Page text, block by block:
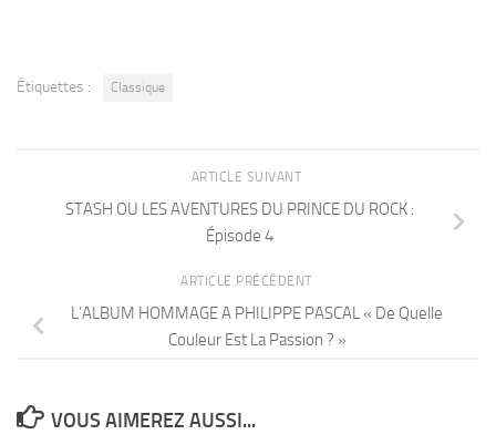
Étiquettes : Classique
ARTICLE SUIVANT
STASH OU LES AVENTURES DU PRINCE DU ROCK :
Épisode 4
ARTICLE PRÉCÉDENT
L’ALBUM HOMMAGE A PHILIPPE PASCAL « De Quelle
Couleur Est La Passion ? »
VOUS AIMEREZ AUSSI...